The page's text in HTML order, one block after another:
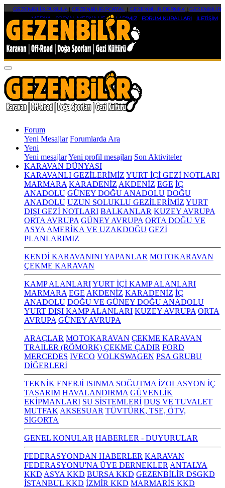
GEZENBİLİR PUSULA| GEZENBİLİR PORTAL| GEZENBİLİR DERNEK| GEZENBİLİR
MEDYA|SOSYAL MEDYA HESAPLARIMIZ FORUM KURALLARI İLETİŞİM
Forum
Yeni Mesajlar Forumlarda Ara
Yeni
Yeni mesajlarYeni profil mesajları Son Aktiviteler
KARAVAN DÜNYASI
KARAVANLI GEZİLERİMİZ YURT İÇİ GEZİ NOTLARI
MARMARA KARADENİZ AKDENİZ EGE İÇ
ANADOLU GÜNEY DOĞU ANADOLU DOĞU
ANADOLU UZUN SOLUKLU GEZİLERİMİZ YURT
DIŞI GEZİ NOTLARI BALKANLAR KUZEY AVRUPA
ORTA AVRUPA GÜNEY AVRUPA ORTA DOĞU VE
ASYA AMERİKA VE UZAKDOĞU GEZİ
PLANLARIMIZ
KENDİ KARAVANINI YAPANLAR MOTOKARAVAN
ÇEKME KARAVAN
KAMP ALANLARIYURT İÇİ KAMP ALANLARI
MARMARA EGE AKDENİZ KARADENİZ İÇ
ANADOLU DOĞU VE GÜNEY DOĞU ANADOLU
YURT DIŞI KAMP ALANLARI KUZEY AVRUPA ORTA
AVRUPA GÜNEY AVRUPA
ARAÇLAR MOTOKARAVAN ÇEKME KARAVAN
TRAILER (RÖMORK) ÇEKME ÇADIR FORD
MERCEDES IVECO VOLKSWAGEN PSA GRUBU
DİĞERLERİ
TEKNİK ENERJİ ISINMA SOĞUTMA İZOLASYON İÇ
TASARIM HAVALANDIRMA GÜVENLİK
EKİPMANLARI SU SİSTEMLERİ DUŞ VE TUVALET
MUTFAK AKSESUAR TÜVTÜRK, TSE, ÖTV,
SİGORTA
GENEL KONULAR HABERLER - DUYURULAR
FEDERASYONDAN HABERLER KARAVAN
FEDERASYONU'NA ÜYE DERNEKLER ANTALYA
KKD ASYA KKD BURSA KKD GEZENBİLİR DSGKD
İSTANBUL KKD İZMİR KKD MARMARİS KKD